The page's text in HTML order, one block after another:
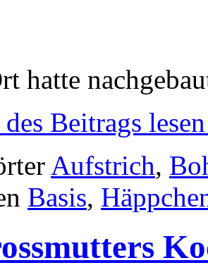
hatte
Beitrags
Aufstrich,
Basis,